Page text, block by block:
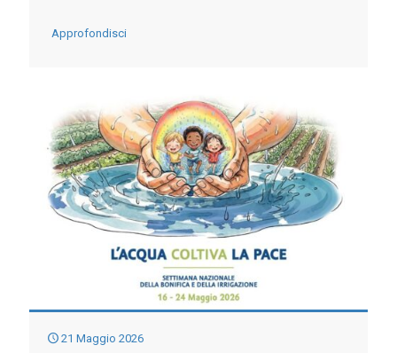
Approfondisci-
PER
LA
MANCANZA
DELLE
RISERVE
DI
21 Maggio 2026